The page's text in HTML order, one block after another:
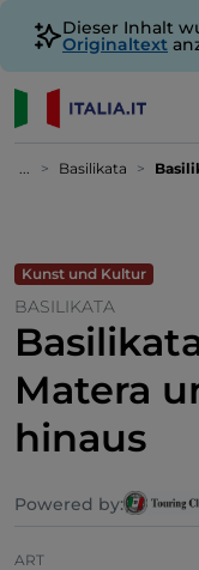
Dieser Inhalt
Originaltext
... Basilikata
Kunst und Kultur
BASILIKATA
Matera
hinaus
Powered by:
ART